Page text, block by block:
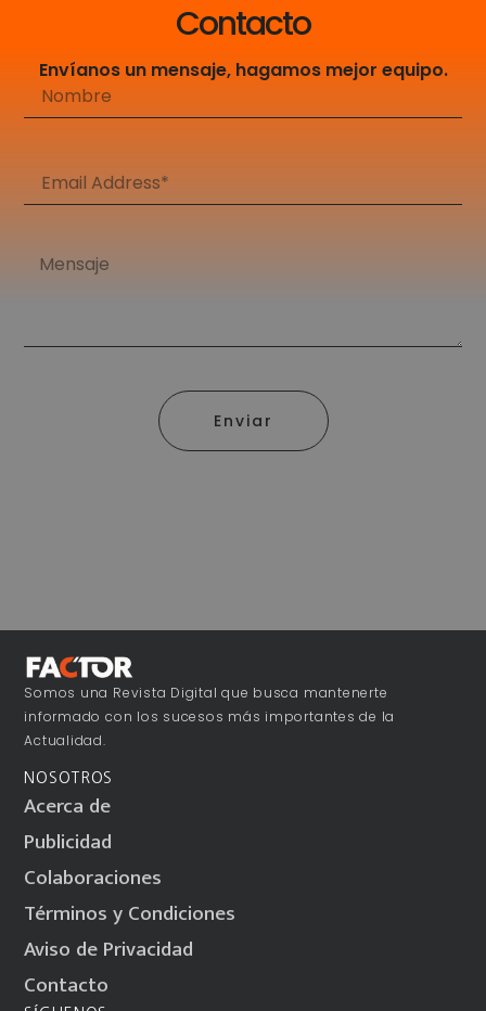
Contacto
Envíanos un mensaje, hagamos mejor equipo.
Enviar
Somos una Revista Digital que busca mantenerte
informado con los sucesos más importantes de la
Actualidad.
NOSOTROS
Acerca de
Publicidad
Colaboraciones
Términos y Condiciones
Aviso de Privacidad
Contacto